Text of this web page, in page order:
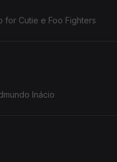
for Cutie e Foo Fighters
Inácio